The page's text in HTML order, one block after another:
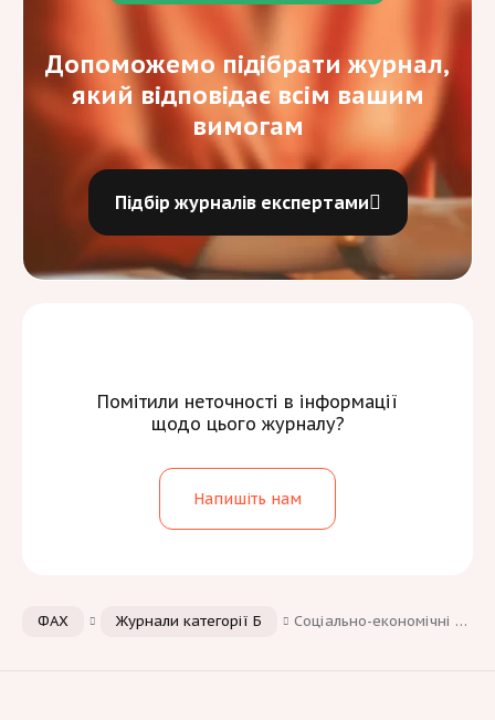
Помітили неточності в інформації
щодо цього журналу?
Напишіть нам
Допоможемо підібрати журнал,
який відповідає всім вашим
вимогам
Підбір журналів експертами
ФАХ Журнали категорії Б Соціально-економічні відносини в цифровому суспільстві